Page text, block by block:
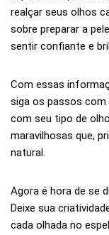
realçar seus olhos
sobre preparar a
sentir confiante e
Com essas
siga os passos com
com seu tipo de
maravilhosas que,
natural.
Agora é hora de se
Deixe sua
cada olhada no